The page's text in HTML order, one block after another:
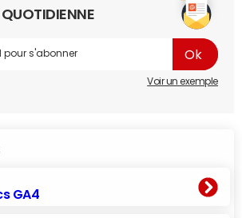
QUOTIDIENNE
Voir un exemple
GA4